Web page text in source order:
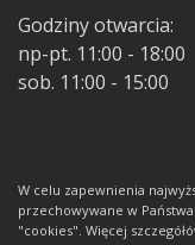
Godziny otwarcia:
np-pt. 11:00 - 18:00
sob. 11:00 - 15:00
W celu zapewnienia
przechowywane w
"cookies". Więcej